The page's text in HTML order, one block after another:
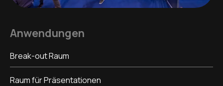
Anwendungen
Break-out Raum
Raum für Präsentationen